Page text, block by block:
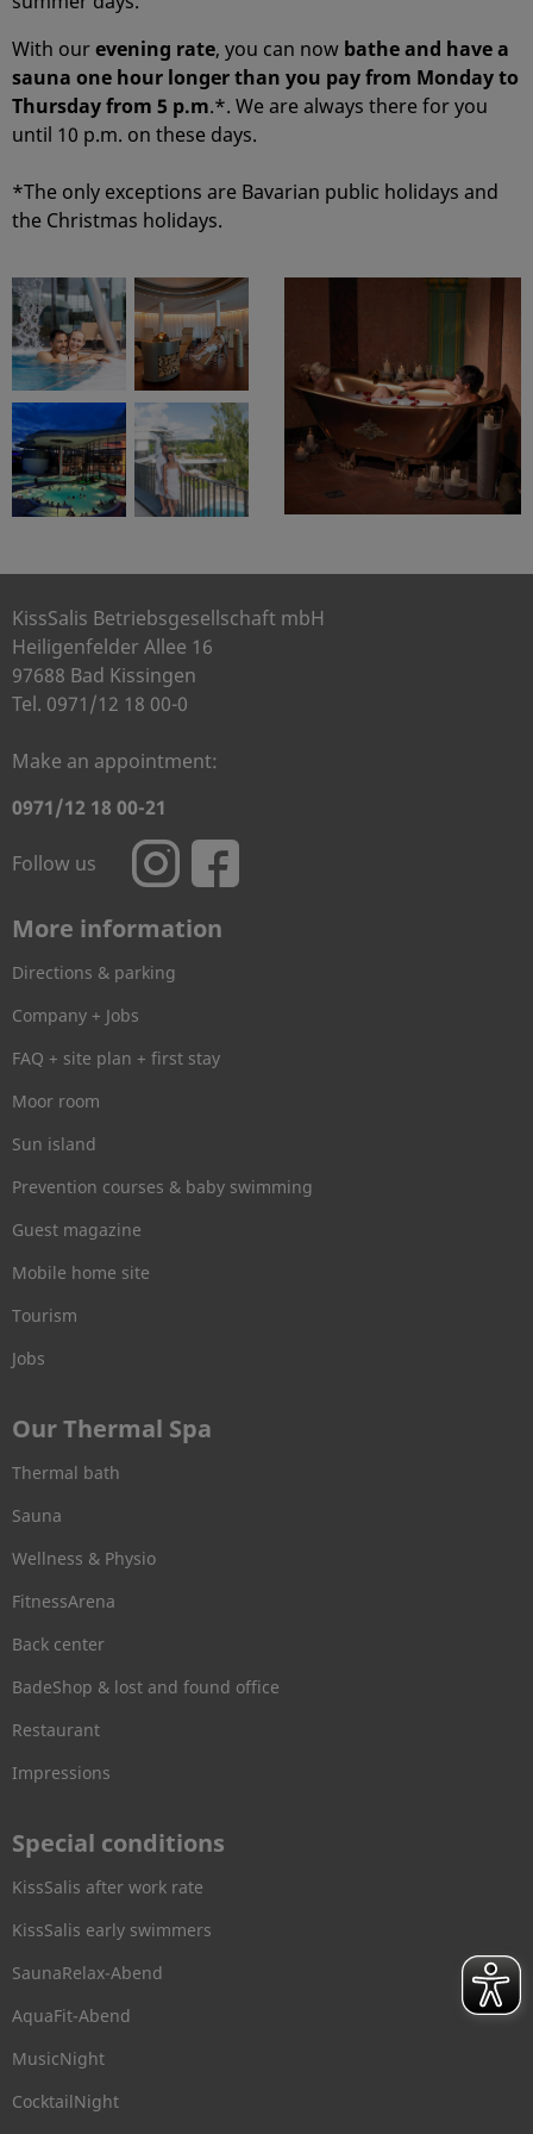
With ourevening rate, you can now bathe and have a
sauna one hour longer than you pay from Monday to
Thursday from 5 p.m.*. We are always there for you
until 10 p.m. on these days.
*The only exceptions are Bavarian public holidays and
the Christmas holidays.
KissSalis Betriebsgesellschaft mbH
Heiligenfelder Allee 16
97688 Bad Kissingen
Tel. 0971/12 18 00-0
Make an appointment:
0971/12 18 00-21
Follow us
More information
Directions & parking
Company + Jobs
FAQ + site plan + first stay
Moor room
Sun island
Prevention courses & baby swimming
Guest magazine
Mobile home site
Tourism
Jobs
Our Thermal Spa
Thermal bath
Sauna
Wellness & Physio
FitnessArena
Back center
BadeShop & lost and found office
Restaurant
Impressions
Special conditions
KissSalis after work rate
KissSalis early swimmers
SaunaRelax-Abend
AquaFit-Abend
MusicNight
CocktailNight